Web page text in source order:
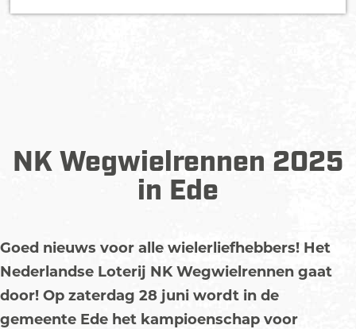
e
NK Wegwielrennen 2025
in Ede
Goed nieuws voor alle wielerliefhebbers! Het
Nederlandse Loterij NK Wegwielrennen gaat
door! Op zaterdag 28 juni wordt in de
gemeente Ede het kampioenschap voor